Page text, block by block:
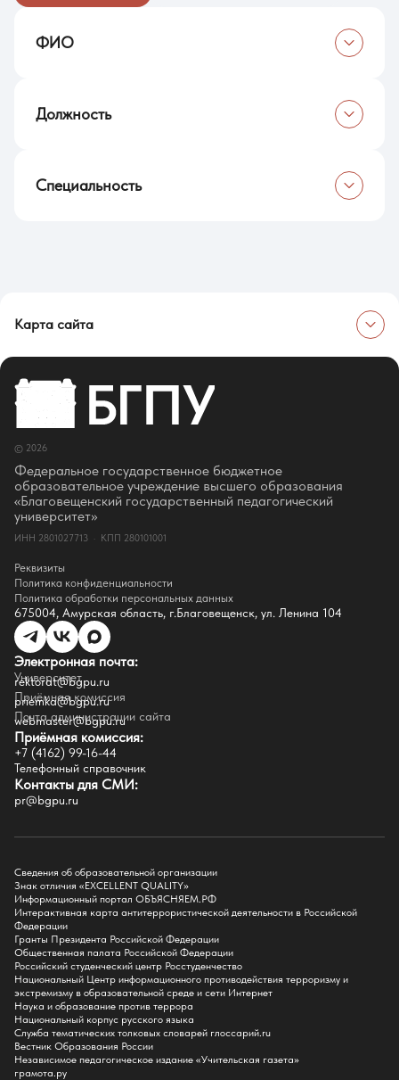
ФИО
Должность
Специальность
Карта сайта
Сведения об образовательной организации
Об Университете
Сотрудники и преподаватели
Ректор
Оценка качества образования
СМИ о нас
Истории успеха
Партнёры
Документы
Контакты
Сведения о доходах
Доступная среда
Инфраструктура
Противодествие коррупции
Противодействие терроризму
Целевой капитал
Часто задаваемые вопросы
Внутренний сайт
Факультеты
Естественно-географический факультет
Историко-филологический факультет
Факультет иностранных языков
Факультет педагогики и психологии
Факультет физической культуры и спорта
Подготовительное отделение для иностранных граждан
Поступление
Приемная комиссия
Поступай в БГПУ
Специальности и направления
Списки поступающих
Приказы о зачислении
Полезные материалы
Общежитие
Информация о целевом обучении
Обркредит в СПО
Бакалавриат
Магистратура
Аспирантура
© 2026
Федеральное государственное бюджетное
образовательное учреждение высшего образования
«Благовещенский государственный педагогический
университет»
ИНН 2801027713 · КПП 280101001
Реквизиты
Политика конфиденциальности
Политика обработки персональных данных
675004, Амурская область, г.Благовещенск, ул. Ленина 104
Электронная почта:
Университет
rektorat@bgpu.ru
Приёмная комиссия
priemka@bgpu.ru
Почта администрации сайта
webmaster@bgpu.ru
Приёмная комиссия:
+7 (4162) 99-16-44
Телефонный справочник
Контакты для СМИ:
pr@bgpu.ru
Сведения об образовательной организации
Знак отличия «EXCELLENT QUALITY»
Информационный портал ОБЪЯСНЯЕМ.РФ
Интерактивная карта антитеррористической деятельности в Российской
Федерации
Гранты Президента Российской Федерации
Общественная палата Российской Федерации
Российский студенческий центр Росстуденчество
Национальный Центр информационного противодействия терроризму и
экстремизму в образовательной среде и сети Интернет
Наука и образование против террора
Национальный корпус русского языка
Служба тематических толковых словарей глоссарий.ru
Вестник Образования России
Независимое педагогическое издание «Учительская газета»
грамота.ру